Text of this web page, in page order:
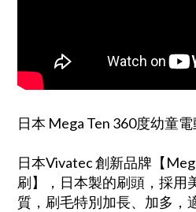
日本 Mega Ten 360度幼童
日本Vivatec 創新品牌【
刷】，日本製的刷頭，採用
質，刷毛特別加長、加多，